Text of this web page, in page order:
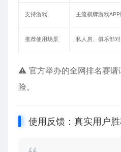
支持游戏 主流棋牌游戏
推荐使用场景 私人房、俱乐部
⚠️ 官方举办的全网排名赛请
险。
使用反馈：真实用户